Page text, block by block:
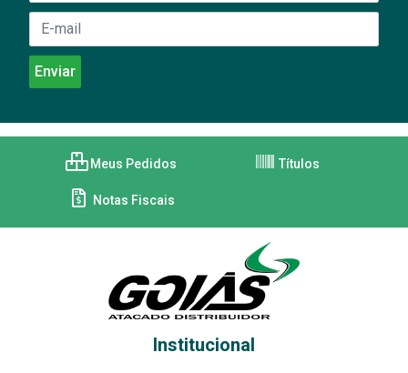
Meus Pedidos Títulos
Notas Fiscais
Institucional